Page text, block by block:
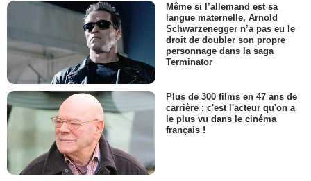
Même si l’allemand est sa
langue maternelle, Arnold
Schwarzenegger n’a pas eu le
droit de doubler son propre
personnage dans la saga
Terminator
Plus de 300 films en 47 ans de
carrière : c'est l'acteur qu'on a
le plus vu dans le cinéma
français !